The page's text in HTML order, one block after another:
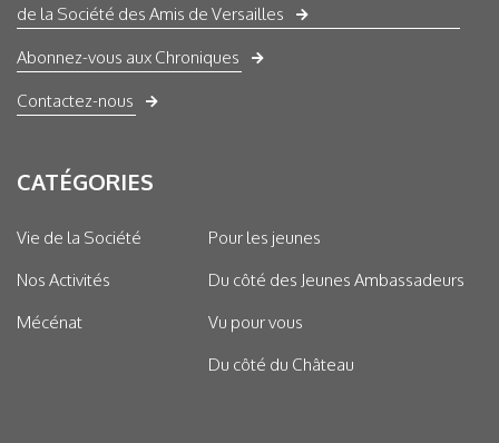
de la Société des Amis de Versailles
Abonnez-vous aux Chroniques
Contactez-nous
CATÉGORIES
Vie de la Société
Nos Activités
Mécénat
Pour les jeunes
Du côté des Jeunes Ambassadeurs
Vu pour vous
Du côté du Château